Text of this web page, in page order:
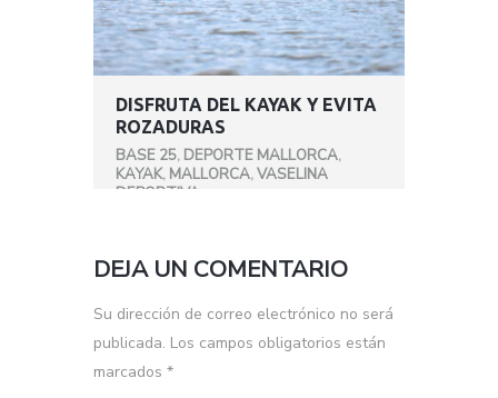
DISFRUTA DEL KAYAK Y EVITA
ROZADURAS
BASE 25, DEPORTE MALLORCA,
KAYAK, MALLORCA,VASELINA
DEPORTIVA
DEJA UN COMENTARIO
Su dirección de correo electrónico no será
publicada. Los campos obligatorios están
marcados *